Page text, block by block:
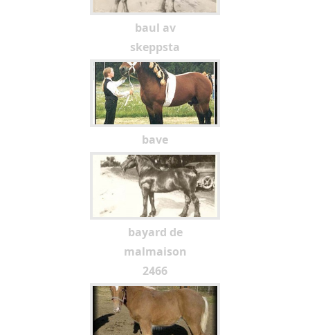
baul av
skeppsta
bave
bayard de
malmaison
2466